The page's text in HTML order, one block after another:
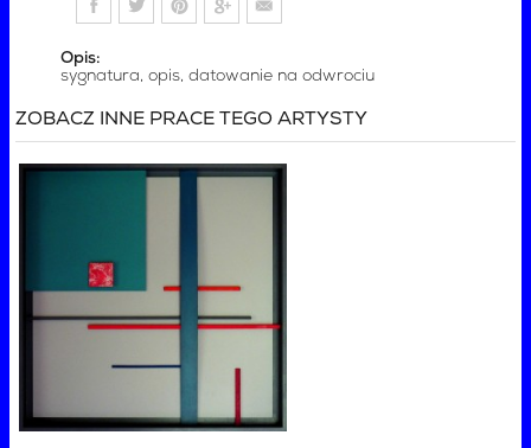
Opis:
sygnatura, opis, datowanie na odwrociu
ZOBACZ INNE PRACE TEGO ARTYSTY